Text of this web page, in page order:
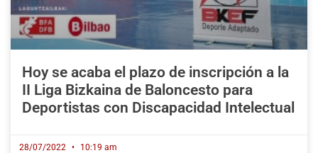
Hoy se acaba el plazo de inscripción a la
II Liga Bizkaina de Baloncesto para
Deportistas con Discapacidad Intelectual
28/07/2022 10:19 am